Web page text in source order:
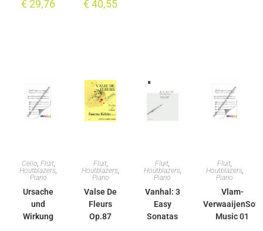
€29,76 €40,55
Cello, Fluit,
Houtblazers,
Piano
Ursache
und
Wirkung
Fluit,
Houtblazers,
Piano
Valse De
Fleurs
Op.87
Fluit,
Houtblazers,
Piano
Vanhal: 3
Easy
Sonatas
Fluit,
Houtblazers,
Piano
Vlam-
VerwaaijenSoft
Music 01